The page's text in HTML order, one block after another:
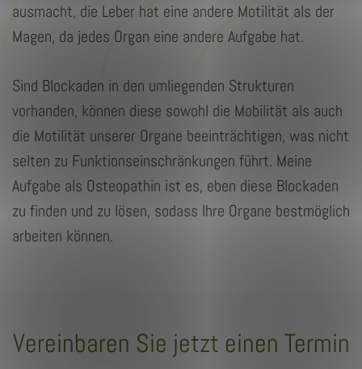
ausmacht, die Leber hat eine andere Motilität als der
Magen, da jedes Organ eine andere Aufgabe hat.
Sind Blockaden in den umliegenden Strukturen
vorhanden, können diese sowohl die Mobilität als auch
die Motilität unserer Organe beeinträchtigen, was nicht
selten zu Funktionseinschränkungen führt. Meine
Aufgabe als Osteopathin ist es, eben diese Blockaden
zu finden und zu lösen, sodass Ihre Organe bestmöglich
arbeiten können.
Vereinbaren Sie jetzt einen Termin